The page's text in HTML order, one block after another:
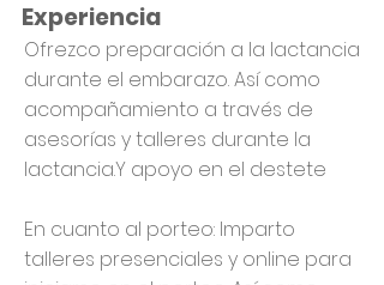
Ofrezco preparación a la lactancia
durante el embarazo. Así como
acompañamiento a través de
asesorías y talleres durante la
lactancia.Y apoyo en el destete
En cuanto al porteo: Imparto
talleres presenciales y online para
Experiencia